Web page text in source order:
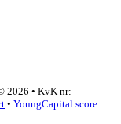
2026 • KvK nr:
• YoungCapital score